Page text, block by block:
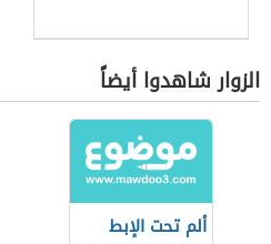
الزوار شاهدوا أيضاً
ألم تحت الإبط